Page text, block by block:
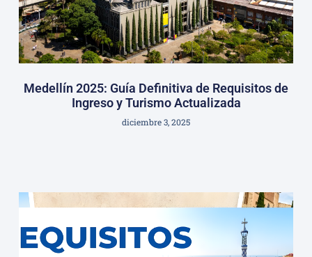
Medellín 2025: Guía Definitiva de Requisitos de
Ingreso y Turismo Actualizada
diciembre 3, 2025